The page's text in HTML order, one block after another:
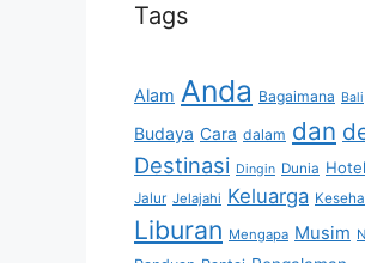
Tags
Alam Anda Bagaimana Bali
Budaya Cara dalam dan
Destinasi Dingin Dunia Hotel
Jalur Jelajahi Keluarga
Liburan Mengapa Musim